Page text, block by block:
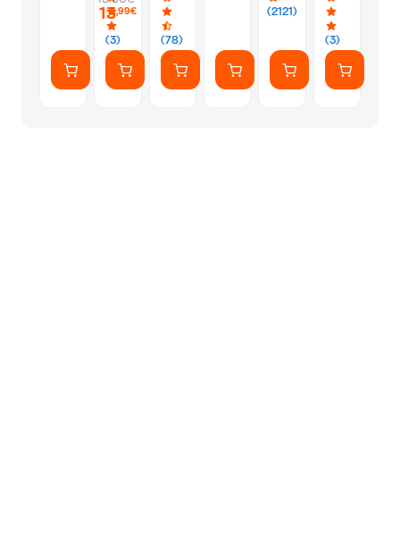
(3)
13,99€
Silver
(78)
(2121)
Φακελάκι
(7
(3)